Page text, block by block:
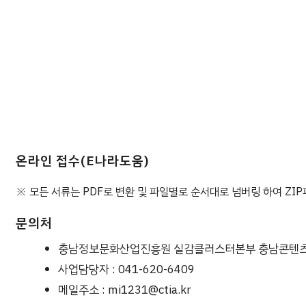
온라인 접수(E나라도움)
※ 모든 서류는 PDF로 변환 및 파일별로 순서대로 넘버링 하여 ZIP
문의처
충남정보문화산업진흥원 실감클러스터본부 충남콘텐
사업담당자 : 041-620-6409
메일주소 : mi1231@ctia.kr